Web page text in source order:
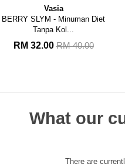
Vasia
PURE NEST - Minuman Sarang
Burung W...
RM 45.00RM 55.00
What our
There are